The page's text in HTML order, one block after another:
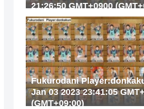
21:26:50 GMT+0900
Fukurodani
Jan 03 2023 23:41:05
(GMT+09:00)